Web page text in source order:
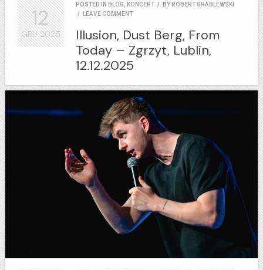
POSTED IN BLOG KONCERT / BY ROBERT GRABLEWSKI
/
LEAVE COMMENT
Illusion, Dust Berg, From
Today – Zgrzyt, Lublin,
12.12.2025
12
GRU2025